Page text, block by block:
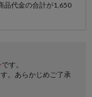
品代金の合計が1,650
です。
。あらかじめご了承